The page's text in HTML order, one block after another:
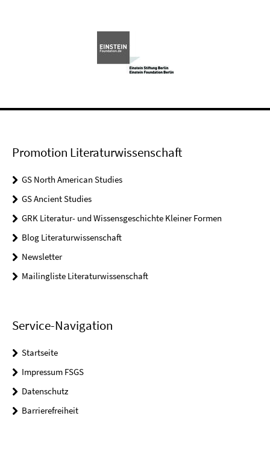
Promotion Literaturwissenschaft
GS North American Studies
GS Ancient Studies
GRK Literatur- und Wissensgeschichte Kleiner Formen
Blog Literaturwissenschaft
Newsletter
Mailingliste Literaturwissenschaft
Service-Navigation
Startseite
Impressum FSGS
Datenschutz
Barrierefreiheit